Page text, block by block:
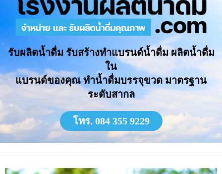
รับผลิตน้ำดื่ม รับสร้างทำแบรนด์น้ำดื่ม ผลิตน้ำดื่ม
ใน
แบรนด์ของคุณ ทำน้ำดื่มบรรจุขวด มาตรฐาน
ระดับสากล
โทร. 084 355 9229